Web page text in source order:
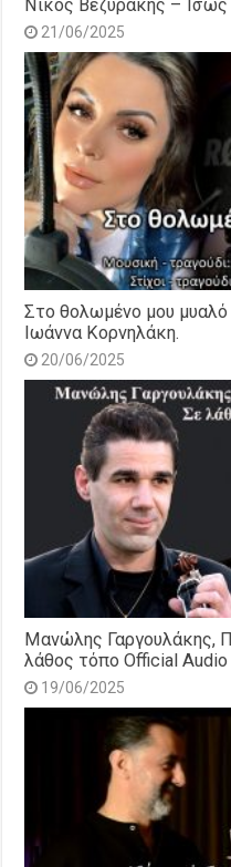
Νίκος Βεζυράκης –
21/06/2025
Στο θολωμένο μου
Ιωάννα Κορνηλάκη.
20/06/2025
Μανώλης Γαργουλάκης,
λάθος τόπο Official
19/06/2025